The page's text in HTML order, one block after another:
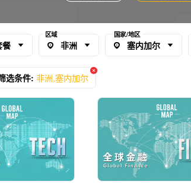
餐
区域
非洲
国家/地区
塞内加尔
选条件:非洲,塞内加尔